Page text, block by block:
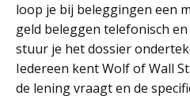
loop je bij beleggingen een
geld beleggen telefonisch en
stuur je het dossier
Iedereen kent Wolf of Wall
de lening vraagt en de